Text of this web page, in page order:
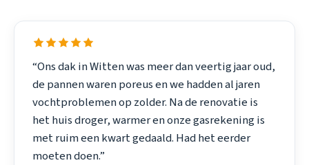
“Ons dak in Witten was meer dan veertig jaar oud,
de pannen waren poreus en we hadden al jaren
vochtproblemen op zolder. Na de renovatie is
het huis droger, warmer en onze gasrekening is
met ruim een kwart gedaald. Had het eerder
moeten doen.”